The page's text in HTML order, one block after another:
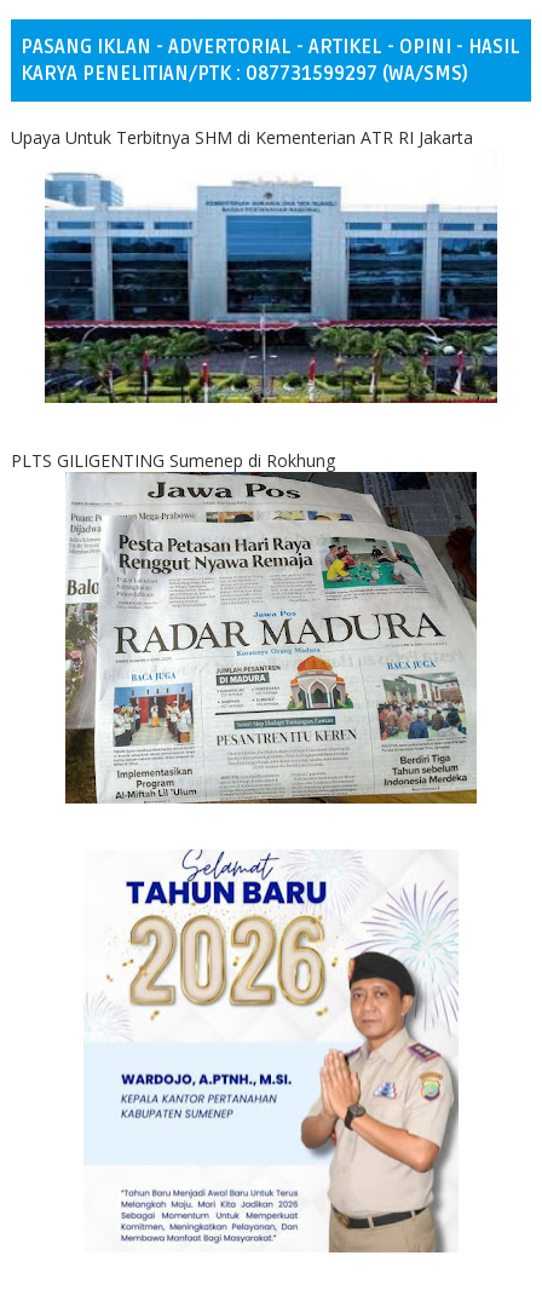
PASANG IKLAN - ADVERTORIAL - ARTIKEL - OPINI - HASIL
KARYA PENELITIAN/PTK : 087731599297 (WA/SMS)
Upaya Untuk Terbitnya SHM di Kementerian ATR RI Jakarta
PLTS GILIGENTING Sumenep di Rokhung